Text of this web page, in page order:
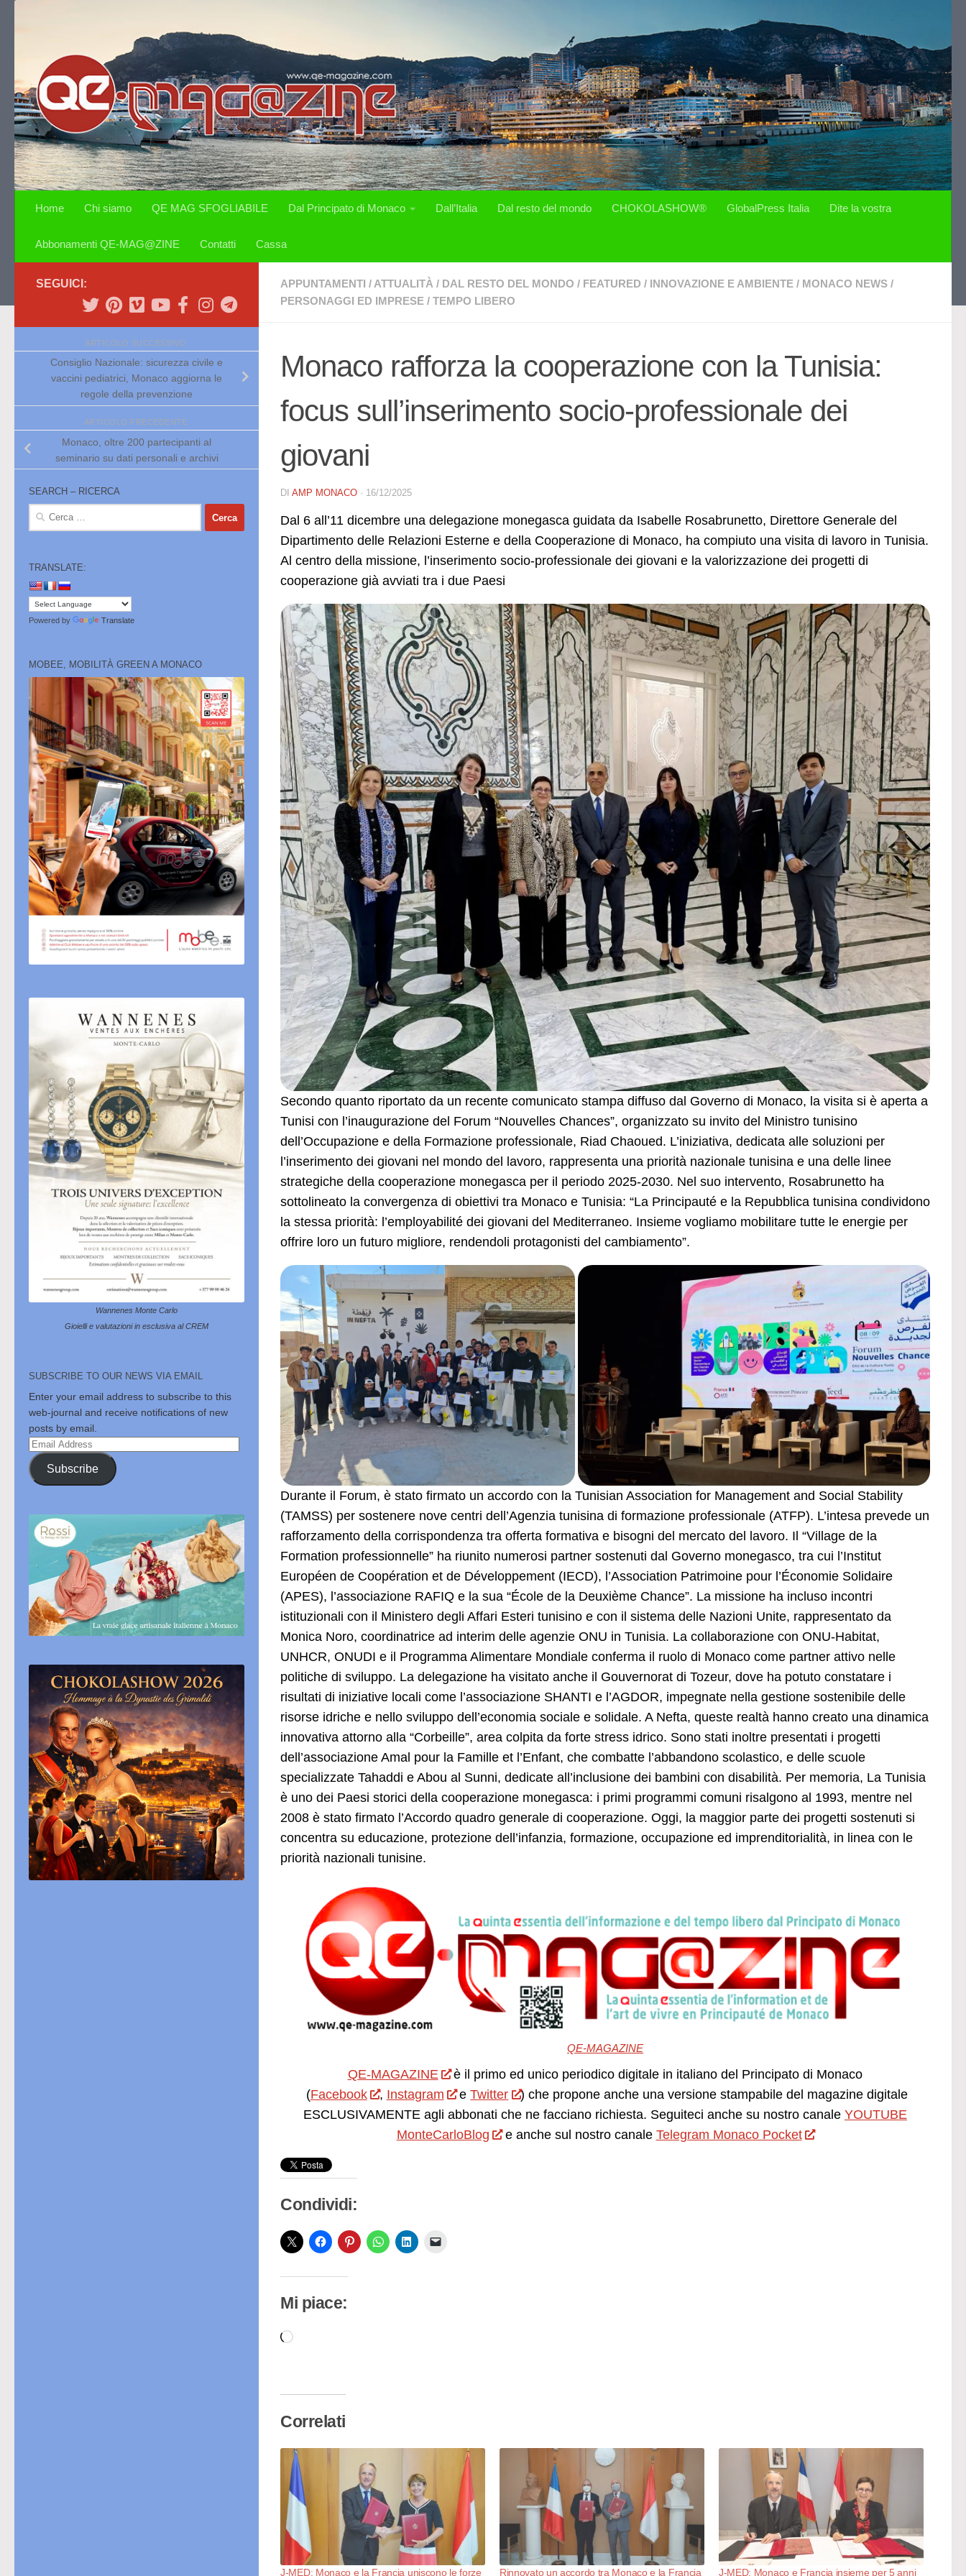
Home Chi siamo QE MAG SFOGLIABILE Dal Principato di Monaco Dall’Italia Dal resto del mondo CHOKOLASHOW® GlobalPress Italia Dite la vostra
Abbonamenti QE-MAG@ZINE Contatti Cassa
APPUNTAMENTI / ATTUALITÀ / DAL RESTO DEL MONDO / FEATURED / INNOVAZIONE E AMBIENTE / MONACO NEWS /
PERSONAGGI ED IMPRESE / TEMPO LIBERO
Monaco rafforza la cooperazione con la Tunisia:
focus sull’inserimento socio-professionale dei
giovani
DI AMP MONACO · 16/12/2025
Dal 6 all’11 dicembre una delegazione monegasca guidata da Isabelle Rosabrunetto, Direttore Generale del
Dipartimento delle Relazioni Esterne e della Cooperazione di Monaco, ha compiuto una visita di lavoro in Tunisia.
Al centro della missione, l’inserimento socio-professionale dei giovani e la valorizzazione dei progetti di
cooperazione già avviati tra i due Paesi
Secondo quanto riportato da un recente comunicato stampa diffuso dal Governo di Monaco, la visita si è aperta a
Tunisi con l’inaugurazione del Forum “Nouvelles Chances”, organizzato su invito del Ministro tunisino
dell’Occupazione e della Formazione professionale, Riad Chaoued. L’iniziativa, dedicata alle soluzioni per
l’inserimento dei giovani nel mondo del lavoro, rappresenta una priorità nazionale tunisina e una delle linee
strategiche della cooperazione monegasca per il periodo 2025-2030. Nel suo intervento, Rosabrunetto ha
sottolineato la convergenza di obiettivi tra Monaco e Tunisia: “La Principauté e la Repubblica tunisina condividono
la stessa priorità: l’employabilité dei giovani del Mediterraneo. Insieme vogliamo mobilitare tutte le energie per
offrire loro un futuro migliore, rendendoli protagonisti del cambiamento”.
Durante il Forum, è stato firmato un accordo con la Tunisian Association for Management and Social Stability
(TAMSS) per sostenere nove centri dell’Agenzia tunisina di formazione professionale (ATFP). L’intesa prevede un
rafforzamento della corrispondenza tra offerta formativa e bisogni del mercato del lavoro. Il “Village de la
Formation professionnelle” ha riunito numerosi partner sostenuti dal Governo monegasco, tra cui l’Institut
Européen de Coopération et de Développement (IECD), l’Association Patrimoine pour l’Économie Solidaire
(APES), l’associazione RAFIQ e la sua “École de la Deuxième Chance”. La missione ha incluso incontri
istituzionali con il Ministero degli Affari Esteri tunisino e con il sistema delle Nazioni Unite, rappresentato da
Monica Noro, coordinatrice ad interim delle agenzie ONU in Tunisia. La collaborazione con ONU-Habitat,
UNHCR, ONUDI e il Programma Alimentare Mondiale conferma il ruolo di Monaco come partner attivo nelle
politiche di sviluppo. La delegazione ha visitato anche il Gouvernorat di Tozeur, dove ha potuto constatare i
risultati di iniziative locali come l’associazione SHANTI e l’AGDOR, impegnate nella gestione sostenibile delle
risorse idriche e nello sviluppo dell’economia sociale e solidale. A Nefta, queste realtà hanno creato una dinamica
innovativa attorno alla “Corbeille”, area colpita da forte stress idrico. Sono stati inoltre presentati i progetti
dell’associazione Amal pour la Famille et l’Enfant, che combatte l’abbandono scolastico, e delle scuole
specializzate Tahaddi e Abou al Sunni, dedicate all’inclusione dei bambini con disabilità. Per memoria, La Tunisia
è uno dei Paesi storici della cooperazione monegasca: i primi programmi comuni risalgono al 1993, mentre nel
2008 è stato firmato l’Accordo quadro generale di cooperazione. Oggi, la maggior parte dei progetti sostenuti si
concentra su educazione, protezione dell’infanzia, formazione, occupazione ed imprenditorialità, in linea con le
priorità nazionali tunisine.
QE-MAGAZINE
QE-MAGAZINE
è il primo ed unico periodico digitale in italiano del Principato di Monaco
(Facebook , Instagram eTwitter
) che propone anche una versione stampabile del magazine digitale
ESCLUSIVAMENTE agli abbonati che ne facciano richiesta. Seguiteci anche su nostro canale YOUTUBE
MonteCarloBlog
e anche sul nostro canale Telegram Monaco Pocket
Condividi:
Mi piace:
Caricamento
Correlati
J-MED: Monaco e la Francia uniscono le forze Rinnovato un accordo tra Monaco e la Francia J-MED: Monaco e Francia insieme per 5 anni
SEGUICI:
ARTICOLO SUCCESSIVO
Consiglio Nazionale: sicurezza civile e
vaccini pediatrici, Monaco aggiorna le
regole della prevenzione
ARTICOLO PRECEDENTE
Monaco, oltre 200 partecipanti al
seminario su dati personali e archivi
SEARCH – RICERCA
Ricerca
TRANSLATE:
Powered by Translate
MOBEE, MOBILITÀ GREEN A MONACO
Wannenes Monte Carlo
Gioielli e valutazioni in esclusiva al CREM
SUBSCRIBE TO OUR NEWS VIA EMAIL
Enter your email address to subscribe to this
web-journal and receive notifications of new
posts by email.
Email
Address
Subscribe